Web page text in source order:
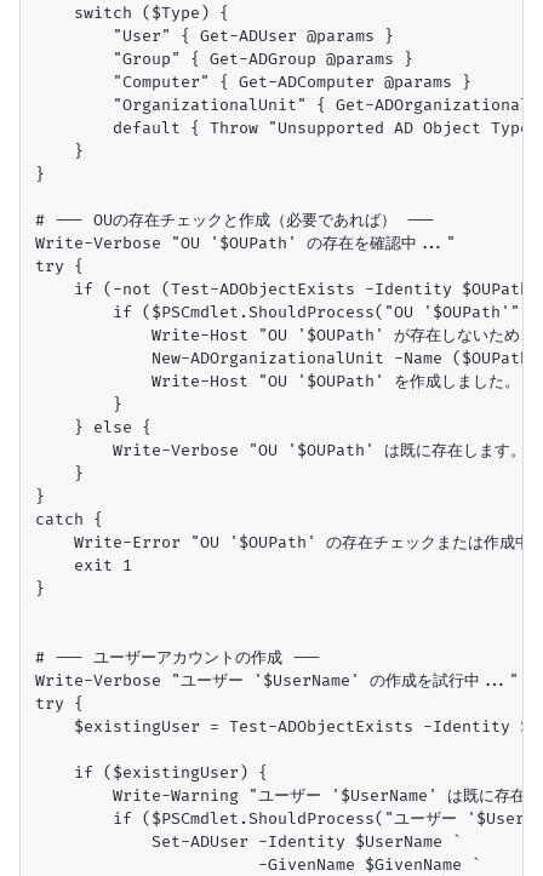
    switch ($Type) {
        "User" { Get-ADUser @params }
        "Group" { Get-ADGroup @params }
        "Computer" { Get-ADComputer @params }
"OrganizationalUnit" { Get-
default { Throw "Unsupported AD Object
    }
}
# --- OUの存在チェックと作成（必要であれば） ---
Write-Verbose "OU '$OUPath' の存在を確認中..."
try {
if (-not (Test-ADObjectExists -Identity
if ($PSCmdlet.ShouldProcess("OU '$OUPath'",
Write-Host "OU '$OUPath' が存在しないため
New-ADOrganizationalUnit -Name
Write-Host "OU '$OUPath' を作成しました。
        }
    } else {
        Write-Verbose "OU '$OUPath' は既に存在します。"
    }
}
catch {
Write-Error "OU '$OUPath' の存在チェックまたは作成
    exit 1
}
# --- ユーザーアカウントの作成 ---
Write-Verbose "ユーザー '$UserName' の作成を試行中..."
try {
$existingUser = Test-ADObjectExists -Identity
    if ($existingUser) {
Write-Warning "ユーザー '$UserName' は既に存在し
if ($PSCmdlet.ShouldProcess("ユーザー
            Set-ADUser -Identity $UserName `
                       -GivenName $GivenName `